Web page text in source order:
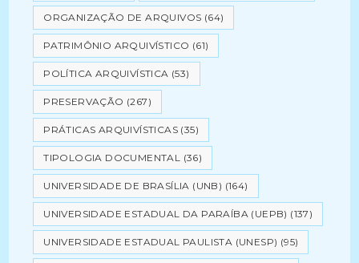
ORGANIZAÇÃO DE ARQUIVOS (64)
PATRIMÔNIO ARQUIVÍSTICO (61)
POLÍTICA ARQUIVÍSTICA (53)
PRESERVAÇÃO (267)
PRÁTICAS ARQUIVÍSTICAS (35)
TIPOLOGIA DOCUMENTAL (36)
UNIVERSIDADE DE BRASÍLIA (UNB) (164)
UNIVERSIDADE ESTADUAL DA PARAÍBA (UEPB) (137)
UNIVERSIDADE ESTADUAL PAULISTA (UNESP) (95)